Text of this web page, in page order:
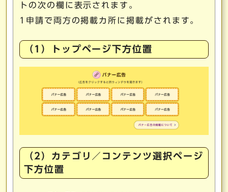
トの次の欄に表示されます。
1申請で両方の掲載カ所に掲載がされます。
（1）トップページ下方位置
（2）カテゴリ／コンテンツ選択ページ
下方位置